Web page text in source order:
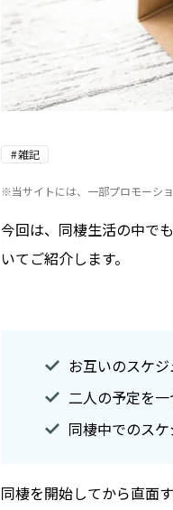
雑記
※当サイトには、一部プロモーショ
今回は、同棲生活の中で
いてご紹介します。
お互いのスケ
二人の予定を
同棲中でのス
同棲を開始してから直面